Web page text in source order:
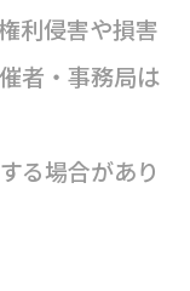
利侵害や損害
者・事務局は
る場合があり